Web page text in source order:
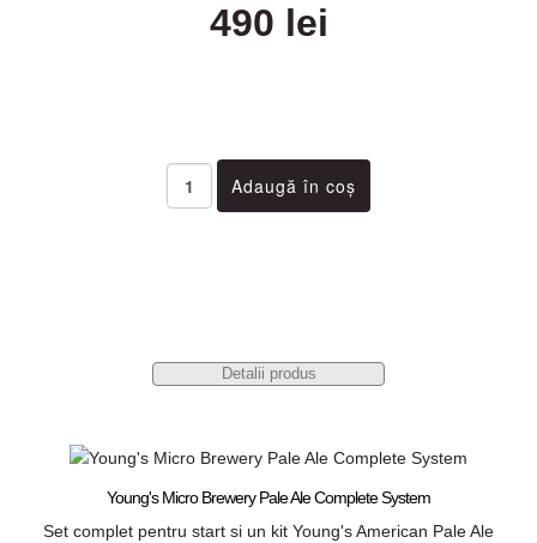
490 lei
Detalii produs
Young's Micro Brewery Pale Ale Complete System
Set complet pentru start si un kit Young's American Pale Ale